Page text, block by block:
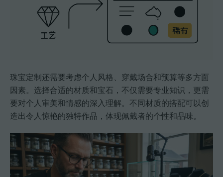
珠宝定制还需要考虑个人风格、穿戴场合和预算等多方面
因素。选择合适的材质和宝石，不仅需要专业知识，更需
要对个人审美和情感的深入理解。不同材质的搭配可以创
造出令人惊艳的独特作品，体现佩戴者的个性和品味。